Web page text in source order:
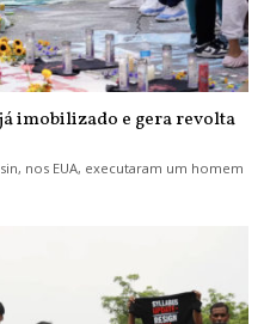
imobilizado e gera revolta
nos EUA, executaram um homem